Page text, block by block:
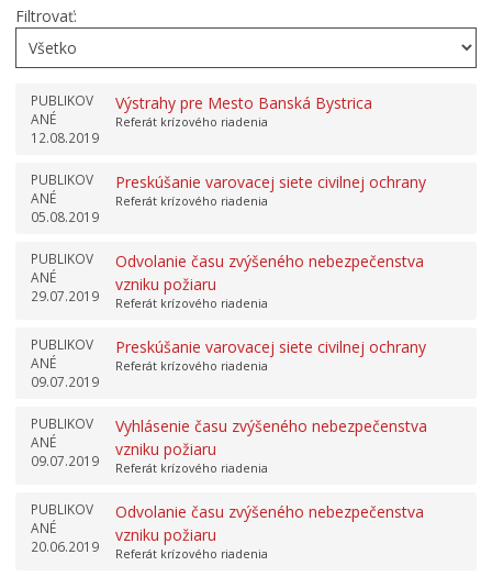
Filtrovať:
PUBLIKOV
ANÉ
12.08.2019
Výstrahy pre Mesto Banská Bystrica
Referát krízového riadenia
PUBLIKOV
ANÉ
05.08.2019
Preskúšanie varovacej siete civilnej ochrany
Referát krízového riadenia
PUBLIKOV
ANÉ
29.07.2019
Odvolanie času zvýšeného nebezpečenstva
vzniku požiaru
Referát krízového riadenia
PUBLIKOV
ANÉ
09.07.2019
Preskúšanie varovacej siete civilnej ochrany
Referát krízového riadenia
PUBLIKOV
ANÉ
09.07.2019
Vyhlásenie času zvýšeného nebezpečenstva
vzniku požiaru
Referát krízového riadenia
PUBLIKOV
ANÉ
20.06.2019
Odvolanie času zvýšeného nebezpečenstva
vzniku požiaru
Referát krízového riadenia